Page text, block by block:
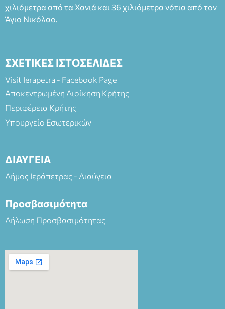
χιλιόμετρα από τα Χανιά και 36 χιλιόμετρα νότια από τον
Άγιο Νικόλαο.
ΣΧΕΤΙΚΕΣ ΙΣΤΟΣΕΛΙΔΕΣ
Visit Ierapetra - Facebook Page
Αποκεντρωμένη Διοίκηση Κρήτης
Περιφέρεια Κρήτης
Υπουργείο Εσωτερικών
ΔΙΑΥΓΕΙΑ
Δήμος Ιεράπετρας - Διαύγεια
Προσβασιμότητα
Δήλωση Προσβασιμότητας